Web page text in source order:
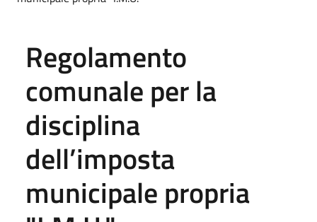
Regolamento
comunale per la
disciplina
dell’imposta
municipale propria